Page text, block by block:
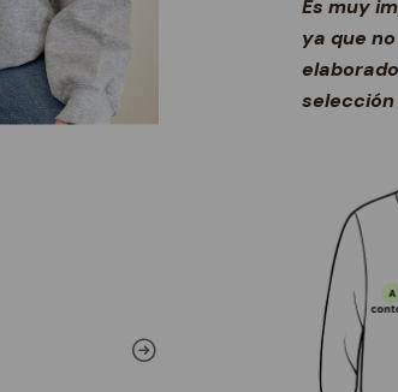
Es muy
ya que